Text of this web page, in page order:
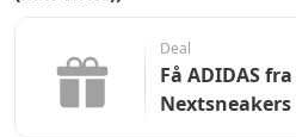
Deal
Få ADIDAS
Nextsneakers